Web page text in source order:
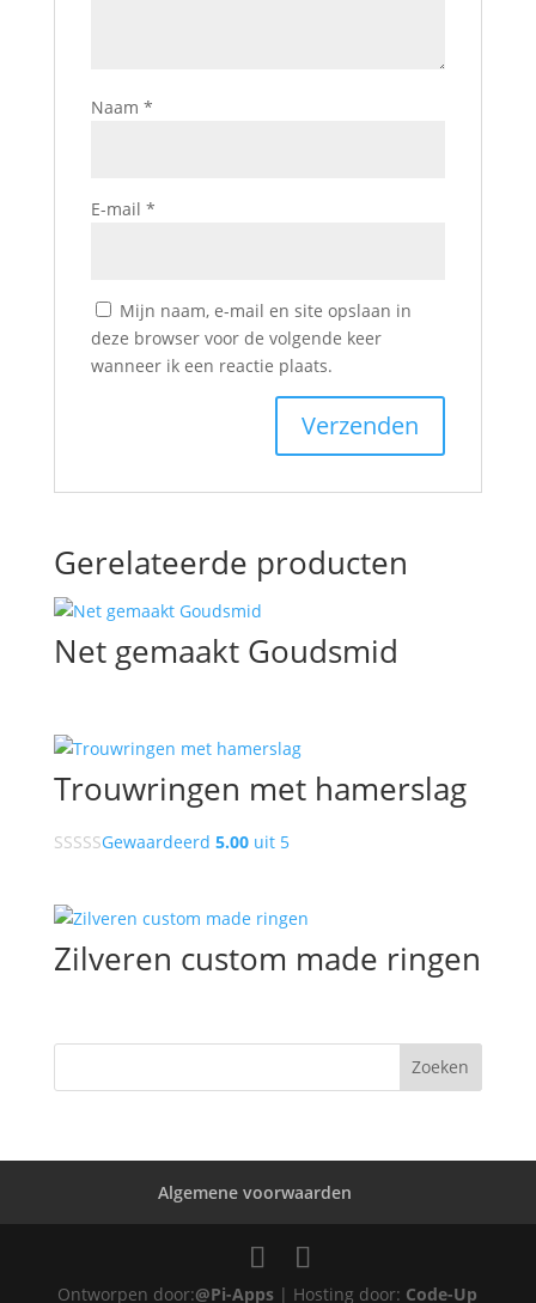
Naam *
E-mail *
Mijn naam, e-mail en site opslaan in
deze browser voor de volgende keer
wanneer ik een reactie plaats.
Gerelateerde producten
Net gemaakt Goudsmid
Trouwringen met hamerslag
Gewaardeerd 5.00uit 5
Zilveren custom made ringen
Algemene voorwaarden
Ontworpen door:@Pi-Apps | Hosting door: Code-Up